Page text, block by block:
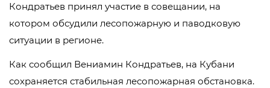
Кондратьев принял участие в совещании, на
котором обсудили лесопожарную и паводковую
ситуации в регионе.
Как сообщил Вениамин Кондратьев, на Кубани
сохраняется стабильная лесопожарная обстановка.